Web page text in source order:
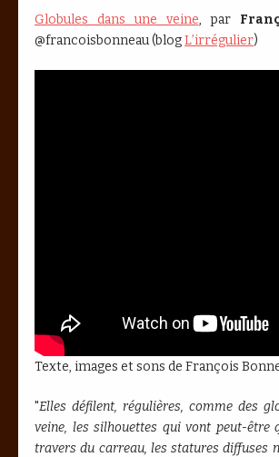
Globules dans une veine, par
@francoisbonneau (blogL’irrégulier)
Texte, images et sons de François
"Elles défilent, régulières, comme des
veine, les silhouettes qui vont peut-être
travers du carreau, les statures diffuses